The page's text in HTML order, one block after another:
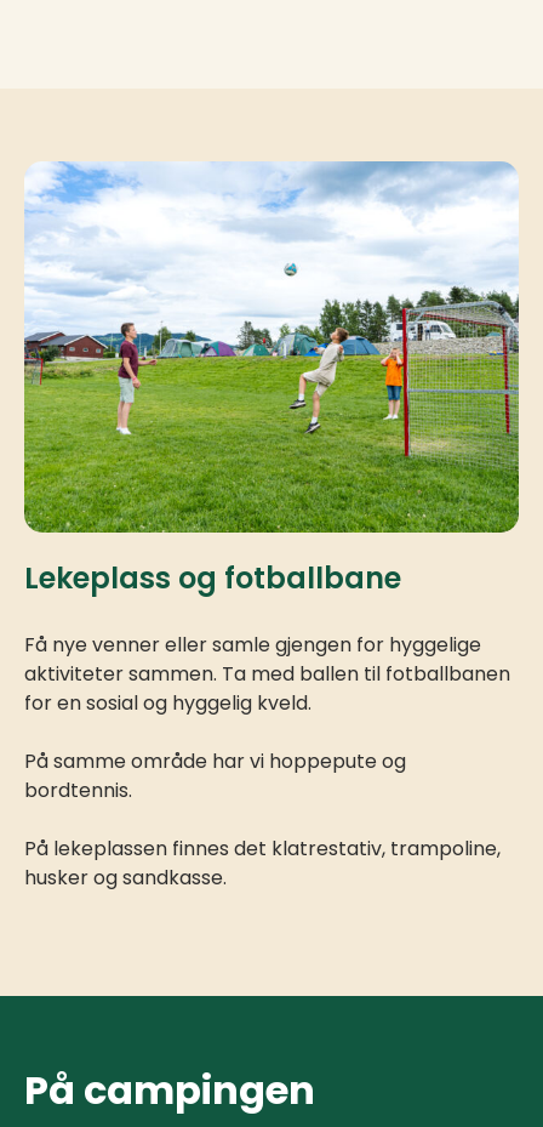
Lekeplass og fotballbane
Få nye venner eller samle gjengen for hyggelige
aktiviteter sammen. Ta med ballen til fotballbanen
for en sosial og hyggelig kveld.
På samme område har vi hoppepute og
bordtennis.
På lekeplassen finnes det klatrestativ, trampoline,
husker og sandkasse.
På campingen